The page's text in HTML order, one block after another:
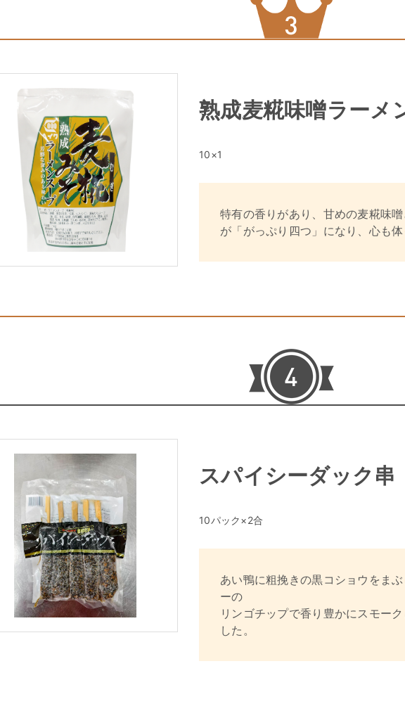
熟成麦糀味噌ラーメ
10×1
特有の香りがあり、甘めの麦糀味
が「がっぷり四つ」になり、心も体
スパイシーダック串
10パック×2合
あい鴨に粗挽きの黒コショウをま
ーの
リンゴチップで香り豊かにスモー
した。